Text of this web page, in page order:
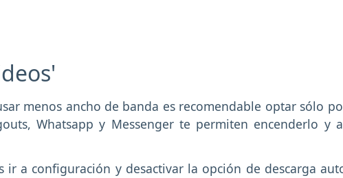
menos ancho de banda es recomendable optar sólo
Whatsapp y Messenger te permiten encenderlo y
ir a configuración y desactivar la opción de descarga